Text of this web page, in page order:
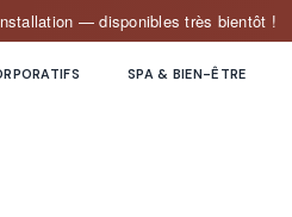
— disponibles très bientôt !
SPA & BIEN-ÊTRE